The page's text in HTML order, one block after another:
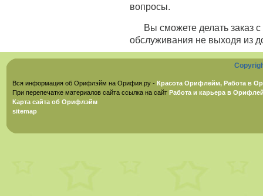
вопросы.
Вы сможете делать заказ
обслуживания не выходя из
Вся информация об Орифлэйм на Орифия.ру - Красота Орифлейм, Работа в
При перепечатке материалов сайта ссылка на сайт Работа и карьера в
Карта сайта об Орифлэйм
sitemap